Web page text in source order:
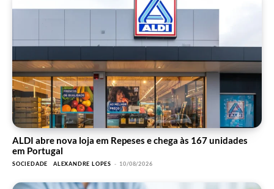
ALDI abre nova loja em Repeses e chega às 167 unidades
em Portugal
SOCIEDADE ALEXANDRE LOPES - 10/08/2026